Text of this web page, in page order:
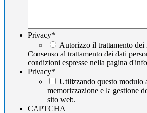
Privacy*
Autorizzo il trattamento dei
Consenso al trattamento dei dati
condizioni espresse nella pagina
Privacy*
Utilizzando questo modulo
memorizzazione e la gestione
sito web.
CAPTCHA